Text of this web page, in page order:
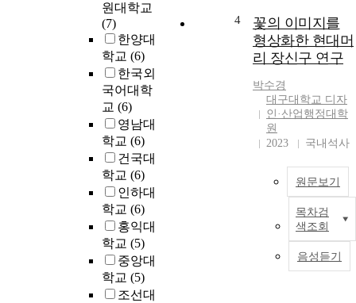
원대학교
(7)
한양대
학교 (6)
한국외
국어대학
교 (6)
영남대
학교 (6)
건국대
학교 (6)
인하대
학교 (6)
홍익대
학교 (5)
중앙대
학교 (5)
조선대
4
꽃의 이미지를
형상화한 현대머
리 장신구 연구
박수경
대구대학교 디자
인·산업행정대학
원
2023
국내석사
원문보기
목차검
색조회
음성듣기